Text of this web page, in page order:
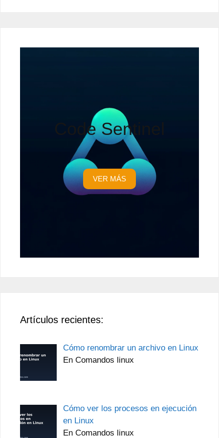
Code Sentinel
VER MÁS
Artículos recientes:
Cómo renombrar un archivo en Linux
En Comandos linux
Cómo ver los procesos en ejecución
en Linux
En Comandos linux